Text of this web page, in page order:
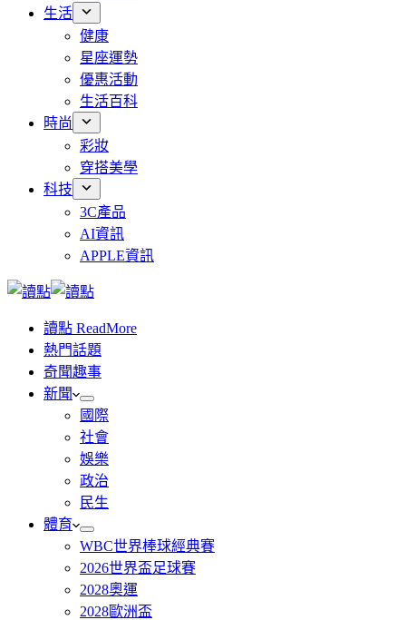
生活
健康
星座運勢
優惠活動
生活百科
時尚
彩妝
穿搭美學
科技
3C產品
AI資訊
APPLE資訊
讀點 ReadMore
熱門話題
奇聞趣事
新聞
國際
社會
娛樂
政治
民生
體育
WBC世界棒球經典賽
2026世界盃足球賽
2028奧運
2028歐洲盃